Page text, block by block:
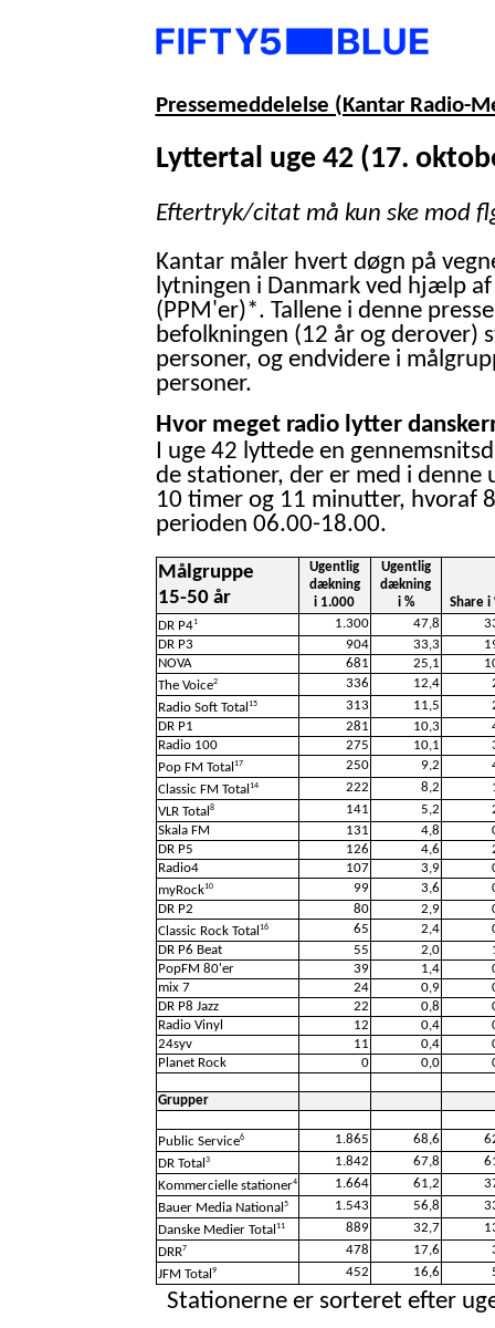
Pressemeddelelse (Kantar Radio-
Lyttertal uge 42 (17.
Eftertryk/citat må kun ske mod
Kantar måler hvert døgn på
lytningen i Danmark ved hjælp
(PPM'er)*. Tallene i denne
befolkningen (12 år og derover)
personer, og endvidere i
personer.
Hvor meget radio lytter
I uge 42 lyttede en
de stationer, der er med i denne
10 timer og 11 minutter, hvoraf
perioden 06.00-18.00.
Målgruppe
15-50 år
Ugentlig
dækning
i 1.000
Ugentlig
dækning
i %
Share i
DR P41 1.300 47,8
DR P3
904 33,3
NOVA
681 25,1
The Voice2 336 12,4
Radio Soft Total 15 313 11,5
DR P1
281 10,3
Radio 100
275 10,1
Pop FM Total 17 250 9,2
Classic FM Total 14 222 8,2
VLR Total 8 141 5,2
Skala FM
131 4,8
DR P5
126 4,6
Radio4
107 3,9
myRock10 99 3,6
DR P2
80 2,9
Classic Rock Total 16 65 2,4
DR P6 Beat
55 2,0
PopFM 80'er
39 1,4
mix 7
24 0,9
DR P8 Jazz
22 0,8
Radio Vinyl
12 0,4
24syv
11 0,4
Planet Rock
0 0,0
Grupper
Public Service6 1.865 68,6
DR Total 3 1.842 67,8
Kommercielle stationer4 1.664 61,2
Bauer Media National 5 1.543 56,8
Danske Medier Total 11 889 32,7
DRR7 478 17,6
JFM Total 9 452 16,6
Stationerne er sorteret efter